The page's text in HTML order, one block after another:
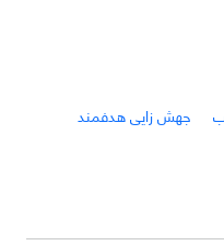
جهش زایی هدفمند